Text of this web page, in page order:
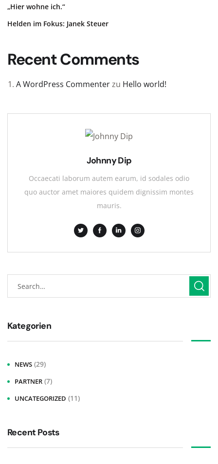
„Hier wohne ich.“
Helden im Fokus: Janek Steuer
Recent Comments
A WordPress Commenterzu Hello world!
Johnny Dip
Occaecati laborum autem earum, id sodales odio
quo auctor amet maiores quidem dignissim montes
mauris.
Kategorien
NEWS (29)
PARTNER (7)
UNCATEGORIZED (11)
Recent Posts